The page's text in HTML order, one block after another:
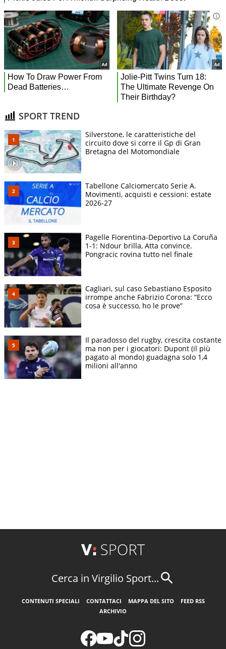
SPORT TREND
Silverstone, le caratteristiche del
circuito dove si corre il Gp di Gran
Bretagna del Motomondiale
Tabellone Calciomercato Serie A.
Movimenti, acquisti e cessioni: estate
2026-27
Pagelle Fiorentina-Deportivo La Coruña
1-1: Ndour brilla, Atta convince.
Pongracic rovina tutto nel finale
Cagliari, sul caso Sebastiano Esposito
irrompe anche Fabrizio Corona: “Ecco
cosa è successo, ho le prove”
Il paradosso del rugby, crescita costante
ma non per i giocatori: Dupont (il più
pagato al mondo) guadagna solo 1,4
milioni all'anno
Cerca in Virgilio Sport...
CONTENUTI SPECIALI CONTATTACI MAPPA DEL SITO
FEED RSS
ARCHIVIO